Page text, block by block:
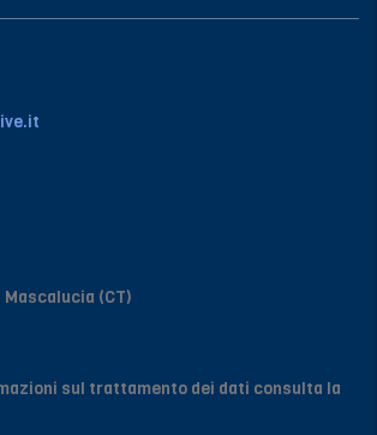
Mascalucia (CT)
sul trattamento dei dati consulta la